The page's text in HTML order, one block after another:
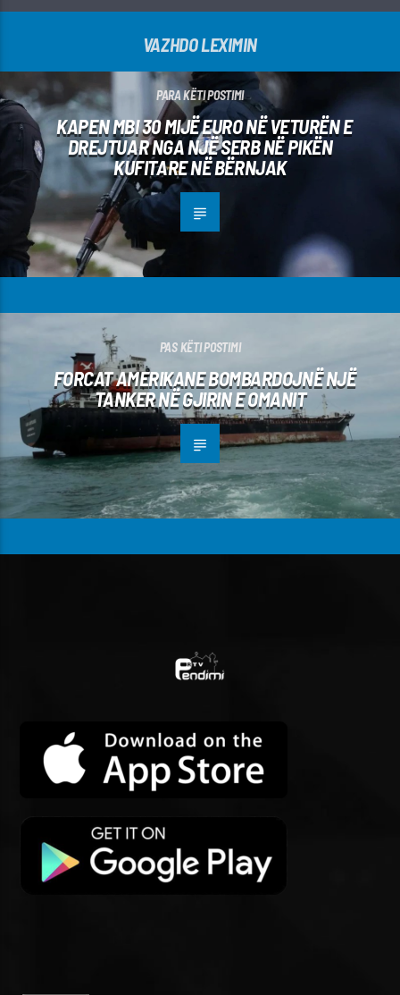
VAZHDO LEXIMIN
PARA KËTI POSTIMI
KAPEN MBI 30 MIJË EURO NË VETURËN E
DREJTUAR NGA NJË SERB NË PIKËN
KUFITARE NË BËRNJAK
PAS KËTI POSTIMI
FORCAT AMERIKANE BOMBARDOJNË NJË
TANKER NË GJIRIN E OMANIT